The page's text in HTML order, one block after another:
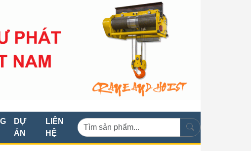
DỰ
ÁN
LIÊN
HỆ